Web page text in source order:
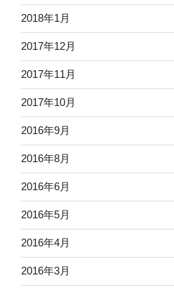
2018年1月
2017年12月
2017年11月
2017年10月
2016年9月
2016年8月
2016年6月
2016年5月
2016年4月
2016年3月